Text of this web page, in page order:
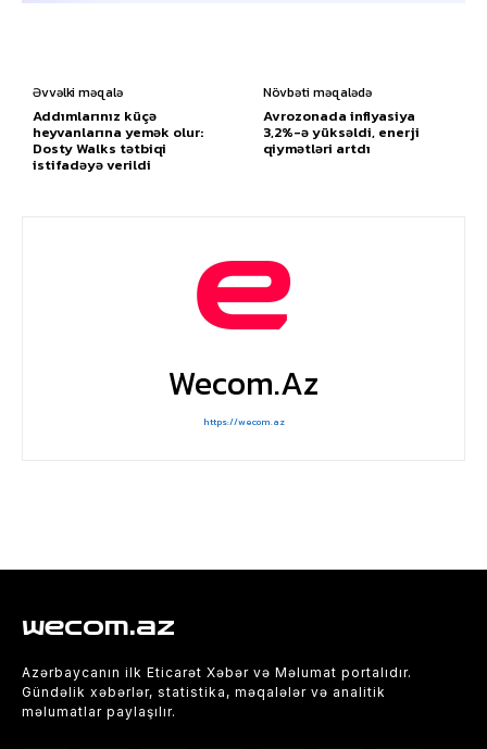
Əvvəlki məqalə
Addımlarınız küçə
heyvanlarına yemək olur:
Dosty Walks tətbiqi
istifadəyə verildi
Növbəti məqalədə
Avrozonada inflyasiya
3,2%-ə yüksəldi, enerji
qiymətləri artdı
Wecom.az
https://wecom.az
wecom.az
Azərbaycanın ilk Eticarət Xəbər və Məlumat portalıdır.
Gündəlik xəbərlər, statistika, məqalələr və analitik
məlumatlar paylaşılır.